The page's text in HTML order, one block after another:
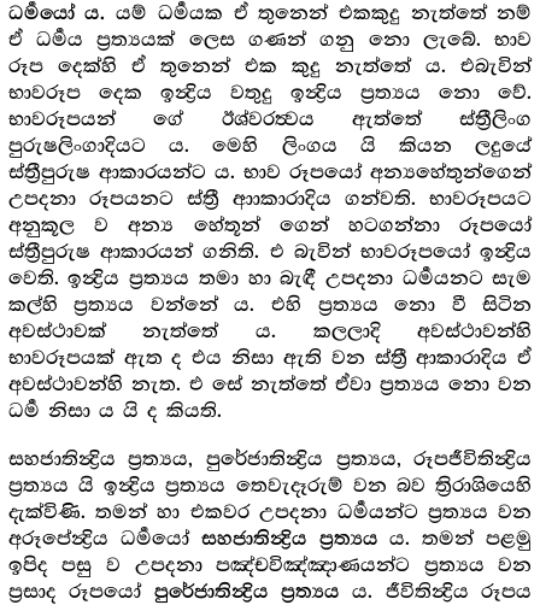
ධර්‍මයෝ ය. යම් ධර්‍මයක ඒ තුනෙන් එකකුදු නැත්තේ නම්
ඒ ධර්‍මය ප්‍රත්‍යයක් ලෙස ගණන් ගනු නො ලැබේ. භාව
රූප දෙක්හි ඒ තුනෙන් එක කුදු නැත්තේ ය. එබැවින්
භාවරූප දෙක ඉන්‍ද්‍රිය වතුදු ඉන්‍ද්‍රිය ප්‍රත්‍යය නො වේ.
භාවරූපයන් ගේ ඊශ්වරත්‍වය ඇත්තේ ස්ත්‍රීලිංග
පුරුෂලිංගාදියට ය. මෙහි ලිංගය යි කියන ලදුයේ
ස්ත්‍රීපුරුෂ ආකාරයන්ට ය. භාව රූපයෝ අන්‍යහේතුන්ගෙන්
උපදනා රූපයනට ස්ත්‍රී ආාකාරාදිය ගන්වති. භාවරූපයට
අනුකූල ව අන්‍ය හේතූන් ගෙන් හටගන්නා රූපයෝ
ස්ත්‍රීපුරුෂ ආකාරයන් ගනිති. එ බැවින් භාවරූපයෝ ඉන්‍ද්‍රිය
වෙති. ඉන්‍ද්‍රිය ප්‍රත්‍යය තමා හා බැඳී උපදනා ධර්‍මයනට සැම
කල්හි ප්‍රත්‍යය වන්නේ ය. එහි ප්‍රත්‍යය නො වී සිටින
අවස්ථාවක් නැත්තේ ය. කලලාදි අවස්ථාවන්හි
භාවරූපයක් ඇත ද එය නිසා ඇති වන ස්ත්‍රී ආකාරාදිය ඒ
අවස්ථාවන්හි නැත. එ සේ නැත්තේ ඒවා ප්‍රත්‍යය නො වන
ධර්‍ම නිසා ය යි ද කියති.
සහජාතින්‍ද්‍රිය ප්‍රත්‍යය, පුරේජාතින්‍ද්‍රිය ප්‍රත්‍යය, රූපජීවිතින්‍ද්‍රිය
ප්‍රත්‍යය යි ඉන්‍ද්‍රිය ප්‍රත්‍යය තෙවැදෑරුම් වන බව ත්‍රිරාශියෙහි
දැක්විණි. තමන් හා එකවර උපදනා ධර්‍මයන්ට ප්‍රත්‍යය වන
අරූපේන්‍ද්‍රිය ධර්‍මයෝ සහජාතින්‍ද්‍රිය ප්‍රත්‍යය ය. තමන් පළමු
ඉපිද පසු ව උපදනා පඤ්චවිඤ්ඤාණයන්ට ප්‍රත්‍යය වන
ප්‍රසාද රූපයෝ පුරේජාතින්‍ද්‍රිය ප්‍රත්‍යය ය. ජීවිතින්‍ද්‍රිය රූපය